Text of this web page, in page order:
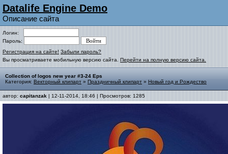
Datalife Engine Demo
Описание сайта
Логин:
Пароль:
Регистрация на сайте! Забыли пароль?
Вы просматриваете мобильную версию сайта. Перейти на полную версию сайта.
Collection of logos new year #3-24 Eps
Категория: Векторный клипарт » Праздничный клипарт » Новый год и Рождество
автор: capitanzak | 12-11-2014, 18:46 | Просмотров: 1285